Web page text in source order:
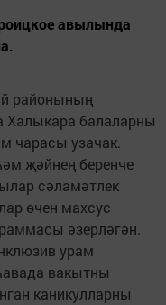
авылында
районының
балаларны
чарасы узачак.
җәйнең беренче
сәламәтлек
өчен махсус
әзерләгән.
урам
вакытны
каникулларны